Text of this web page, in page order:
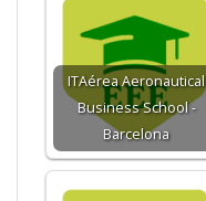
ITAérea Aeronautical
Business School -
Barcelona